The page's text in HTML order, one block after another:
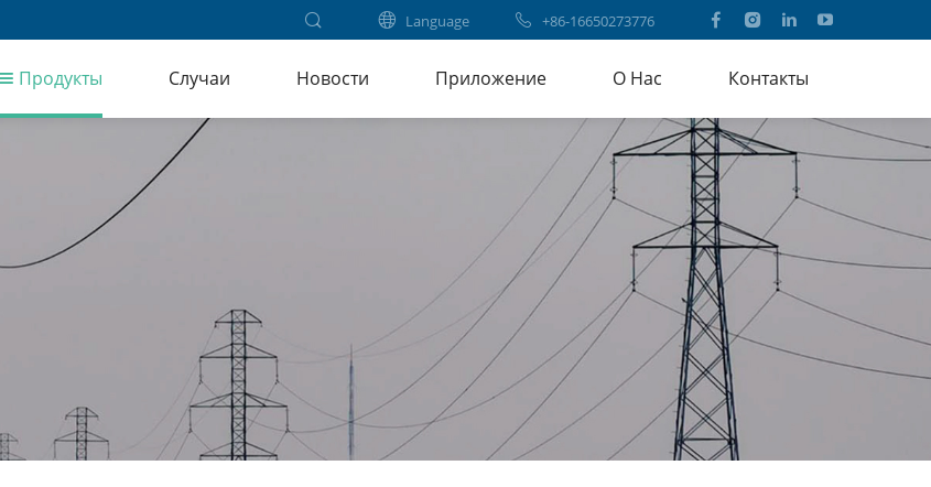
Language +86-16650273776
Продукты Случаи Новости Приложение О Нас Контакты